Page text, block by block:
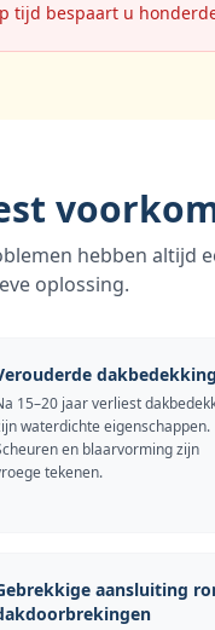
tijd bespaart u
hebben altijd
oplossing.
dakbedekking
15–20 jaar verliest
waterdichte eigenschappen.
en blaarvorming zijn
tekenen.
aansluiting